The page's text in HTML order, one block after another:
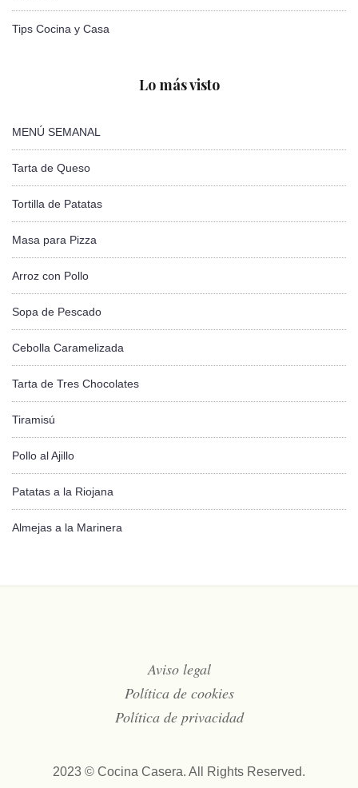
Tips Cocina y Casa
Lo más visto
MENÚ SEMANAL
Tarta de Queso
Tortilla de Patatas
Masa para Pizza
Arroz con Pollo
Sopa de Pescado
Cebolla Caramelizada
Tarta de Tres Chocolates
Tiramisú
Pollo al Ajillo
Patatas a la Riojana
Almejas a la Marinera
Aviso legal
Política de cookies
Política de privacidad
2023 © Cocina Casera. All Rights Reserved.